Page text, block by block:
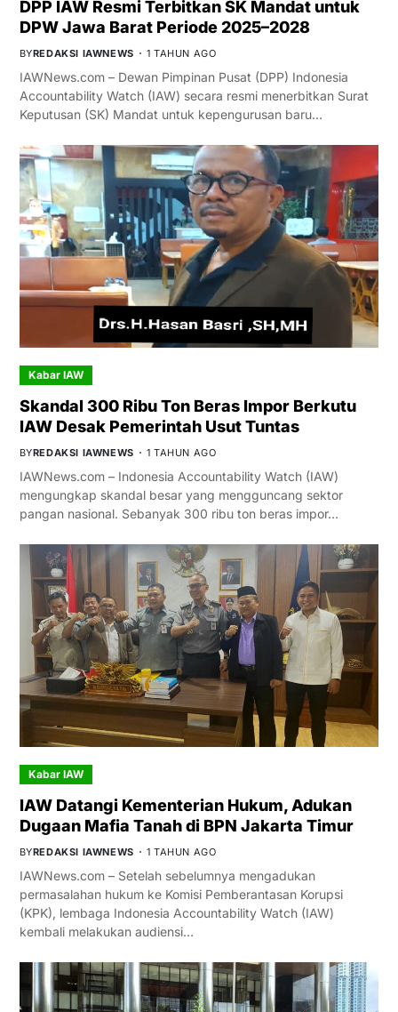
DPP IAW Resmi Terbitkan SK Mandat untuk
DPW Jawa Barat Periode 2025–2028
BYREDAKSI IAWNEWS 1 TAHUN AGO
IAWNews.com – Dewan Pimpinan Pusat (DPP) Indonesia
Accountability Watch (IAW) secara resmi menerbitkan Surat
Keputusan (SK) Mandat untuk kepengurusan baru…
Kabar IAW
Skandal 300 Ribu Ton Beras Impor Berkutu
IAW Desak Pemerintah Usut Tuntas
BYREDAKSI IAWNEWS 1 TAHUN AGO
IAWNews.com – Indonesia Accountability Watch (IAW)
mengungkap skandal besar yang mengguncang sektor
pangan nasional. Sebanyak 300 ribu ton beras impor…
Kabar IAW
IAW Datangi Kementerian Hukum, Adukan
Dugaan Mafia Tanah di BPN Jakarta Timur
BYREDAKSI IAWNEWS 1 TAHUN AGO
IAWNews.com – Setelah sebelumnya mengadukan
permasalahan hukum ke Komisi Pemberantasan Korupsi
(KPK), lembaga Indonesia Accountability Watch (IAW)
kembali melakukan audiensi…